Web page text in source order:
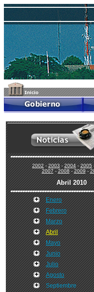
2002-2003-2004-2005
2007-2008-2009-
Abril 2010
Enero
Febrero
Marzo
Abril
Mayo
Junio
Julio
Agosto
Septiembre